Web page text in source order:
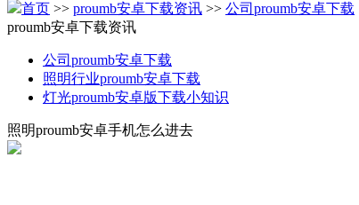
首页 >> proumb安卓下载资讯 >> 公司proumb安卓下载
proumb安卓下载资讯
公司proumb安卓下载
照明行业proumb安卓下载
灯光proumb安卓版下载小知识
照明proumb安卓手机怎么进去